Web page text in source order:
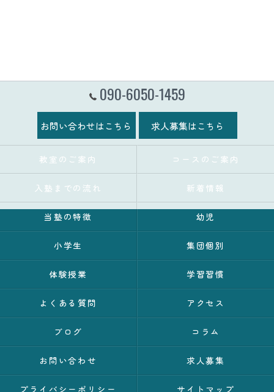
090-6050-1459
お問い合わせはこちら 求人募集はこちら
教室のご案内 コースのご案内
入塾までの流れ 新着情報
当塾の特徴 幼児
小学生 集団個別
体験授業 学習習慣
よくある質問 アクセス
ブログ コラム
お問い合わせ 求人募集
プライバシーポリシー サイトマップ